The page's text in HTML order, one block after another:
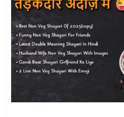
ग़ालिब
शायरी
का
अनसुना
ख़ज़ाना